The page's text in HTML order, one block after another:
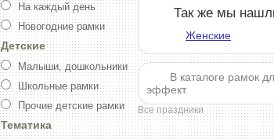
На каждый день
Новогодние рамки
Детские
Малыши, дошкольники
Школьные рамки
Прочие детские рамки
Тематика
Так же мы
Женские
В каталоге рамок
эффект.
Все праздники